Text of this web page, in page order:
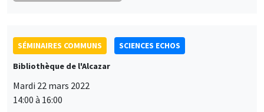
SÉMINAIRES COMMUNS
SCIENCES ECHOS
Bibliothèque de l'Alcazar
Mardi 22 mars 2022
14:00 à 16:00